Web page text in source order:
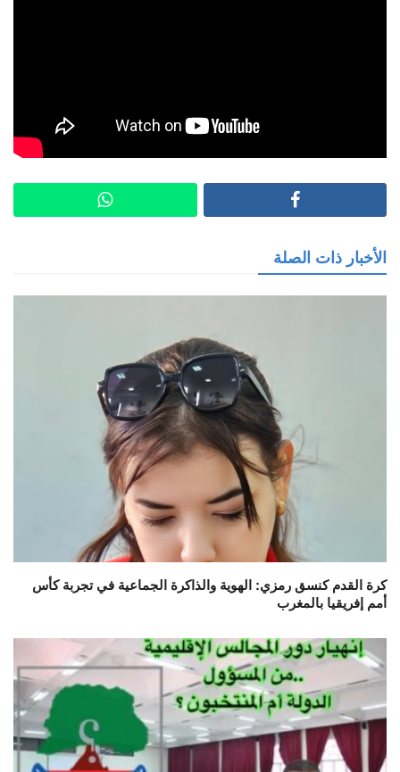
الأخبار ذات الصلة
كرة القدم كنسق رمزي: الهوية والذاكرة الجماعية في تجربة كأس
أمم إفريقيا بالمغرب